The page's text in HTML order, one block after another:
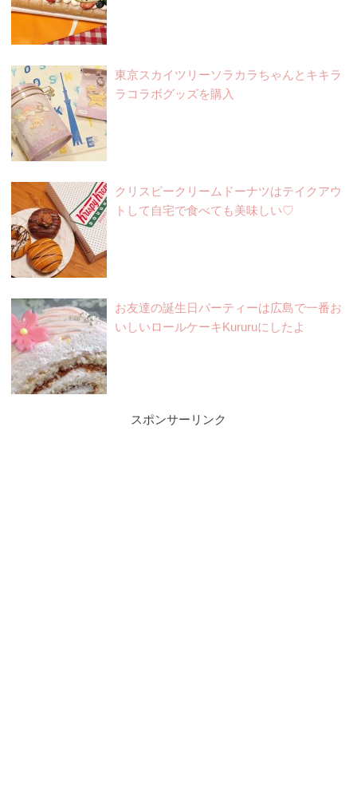
東京スカイツリーソラカラちゃんとキキラ
ラコラボグッズを購入
クリスピークリームドーナツはテイクアウ
トして自宅で食べても美味しい♡
お友達の誕生日パーティーは広島で一番お
いしいロールケーキKururuにしたよ
スポンサーリンク